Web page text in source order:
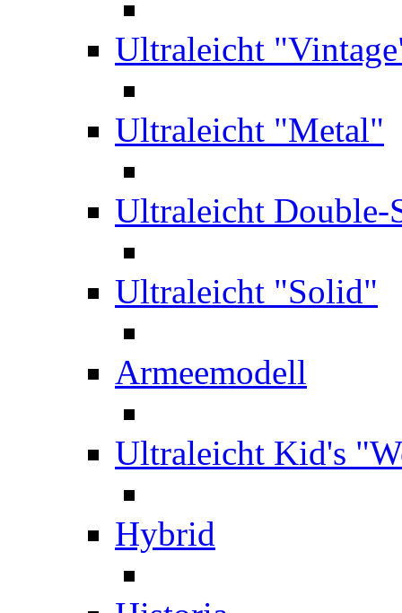
Ultraleicht
Ultraleicht "Metal"
Ultraleicht Double-
Ultraleicht "Solid"
Armeemodell
Ultraleicht Kid's
Hybrid